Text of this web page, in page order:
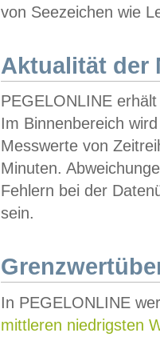
von Seezeichen wie
Aktualität der
PEGELONLINE
Im Binnenbereich
Messwerte von
Minuten.
Fehlern bei der
sein.
In PEGELONLINE
mittleren niedrigsten